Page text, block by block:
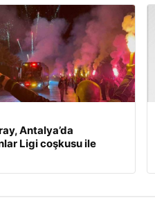
Antalya’da
Ligi coşkusu ile